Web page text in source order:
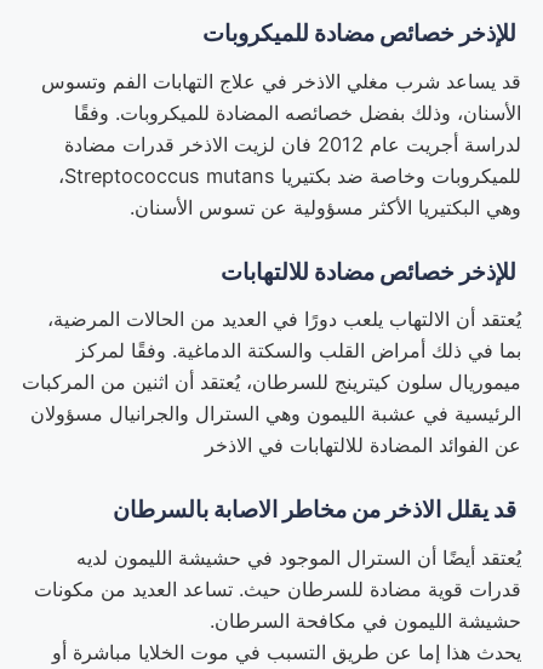
للإذخر خصائص مضادة للميكروبات
قد يساعد شرب مغلي الاذخر في علاج التهابات الفم وتسوس
الأسنان، وذلك بفضل خصائصه المضادة للميكروبات. وفقًا
لدراسة أجريت عام 2012 فان لزيت الاذخر قدرات مضادة
للميكروبات وخاصة ضد بكتيريا Streptococcus mutans،
وهي البكتيريا الأكثر مسؤولية عن تسوس الأسنان.
للإذخر خصائص مضادة للالتهابات
يُعتقد أن الالتهاب يلعب دورًا في العديد من الحالات المرضية،
بما في ذلك أمراض القلب والسكتة الدماغية. وفقًا لمركز
ميموريال سلون كيترينج للسرطان، يُعتقد أن اثنين من المركبات
الرئيسية في عشبة الليمون وهي السترال والجرانيال مسؤولان
عن الفوائد المضادة للالتهابات في الاذخر
قد يقلل الاذخر من مخاطر الاصابة بالسرطان
يُعتقد أيضًا أن السترال الموجود في حشيشة الليمون لديه
قدرات قوية مضادة للسرطان حيث. تساعد العديد من مكونات
حشيشة الليمون في مكافحة السرطان.
يحدث هذا إما عن طريق التسبب في موت الخلايا مباشرة أو